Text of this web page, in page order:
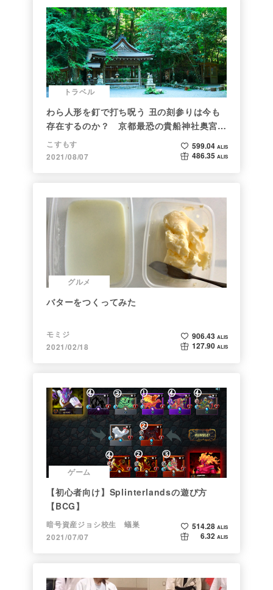
トラベル
わら人形を釘で打ち呪う 丑の刻参りは今も
存在するのか？ 京都最恐の貴船神社奥宮を
調べた
こすもす
2021/08/07
599.04 ALIS
486.35 ALIS
グルメ
バターをつくってみた
モミジ
2021/02/18
906.43 ALIS
127.90 ALIS
ゲーム
【初心者向け】Splinterlandsの遊び方
【BCG】
暗号資産ジョシ校生 蟻巣
2021/07/07
514.28 ALIS
6.32 ALIS